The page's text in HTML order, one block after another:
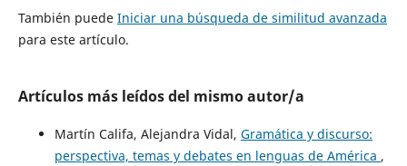
También puede Iniciar una búsqueda de similitud avanzada
para este artículo.
Artículos más leídos del mismo autor/a
Martín Califa, Alejandra Vidal, Gramática y discurso:
perspectiva, temas y debates en lenguas de América ,